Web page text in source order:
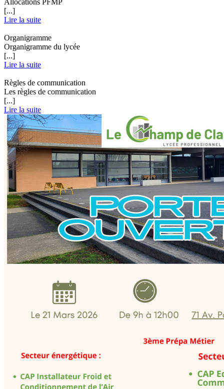
Allocations PFMP
[...]
Lire la suite
Organigramme
Organigramme du lycée
[...]
Lire la suite
Règles de communication
Les règles de communication
[...]
Lire la suite